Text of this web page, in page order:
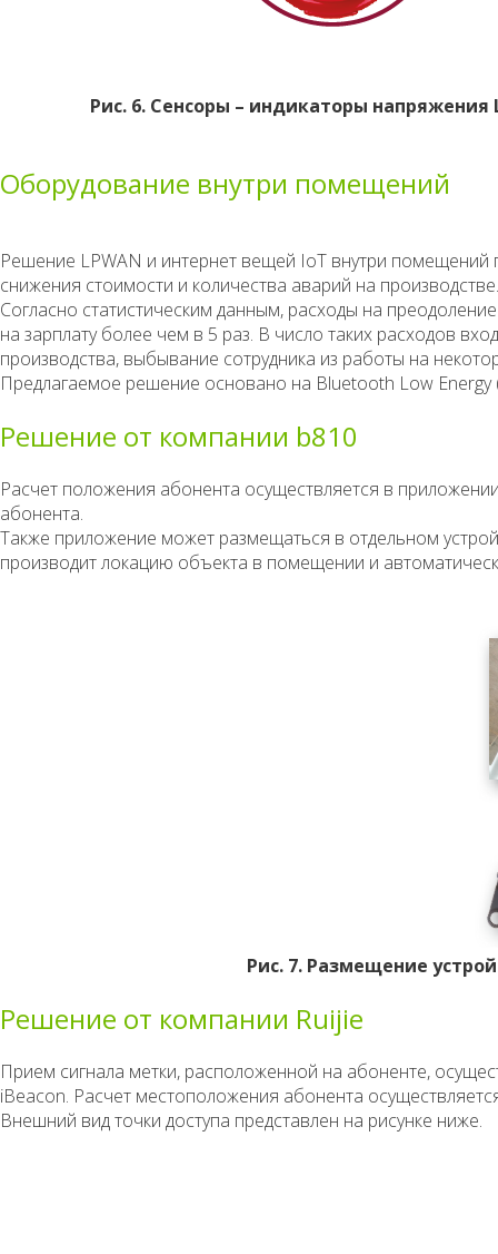
Рис. 6. Сенсоры – индикаторы
Оборудование внутри помещений
Решение LPWAN и интернет вещей IoT внутри
снижения стоимости и количества аварий на производстве.
Согласно статистическим данным, расходы на
на зарплату более чем в 5 раз. В число таких расходов
производства, выбывание сотрудника из работы на
Предлагаемое решение основано на Bluetooth Low Energy
Решение от компании b810
Расчет положения абонента осуществляется в
абонента.
Также приложение может размещаться в отдельном
производит локацию объекта в помещении и
Рис. 7. Размещение
Решение от компании Ruijie
Прием сигнала метки, расположенной на абоненте,
iBeacon. Расчет местоположения абонента
Внешний вид точки доступа представлен на рисунке ниже.